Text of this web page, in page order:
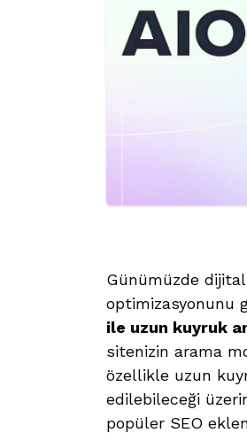
Günümüzde
optimizasyonunu
ile uzun kuyruk
sitenizin arama
özellikle uzun
edilebileceği
popüler SEO